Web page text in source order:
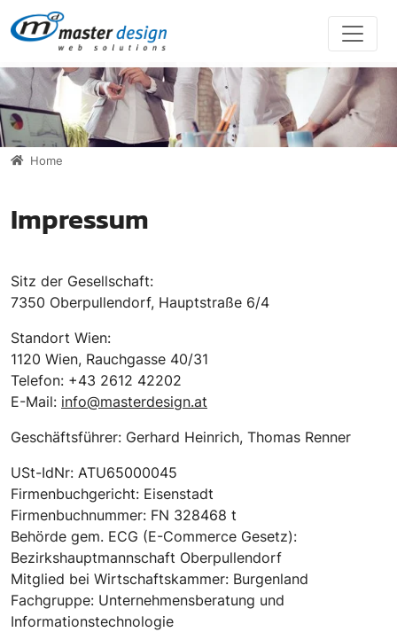
Direkt zur Hauptnavigation springen
Direkt zum Inhalt springen
Home
Impressum
Sitz der Gesellschaft:
7350 Oberpullendorf, Hauptstraße 6/4
Standort Wien:
1120 Wien, Rauchgasse 40/31
Telefon: +43 2612 42202
E-Mail: info@masterdesign.at
Geschäftsführer: Gerhard Heinrich, Thomas Renner
USt-IdNr: ATU65000045
Firmenbuchgericht: Eisenstadt
Firmenbuchnummer: FN 328468 t
Behörde gem. ECG (E-Commerce Gesetz):
Bezirkshauptmannschaft Oberpullendorf
Mitglied bei Wirtschaftskammer: Burgenland
Fachgruppe: Unternehmensberatung und
Informationstechnologie